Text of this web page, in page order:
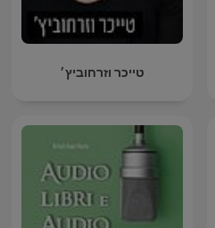
טייכר וזרחוביץ׳